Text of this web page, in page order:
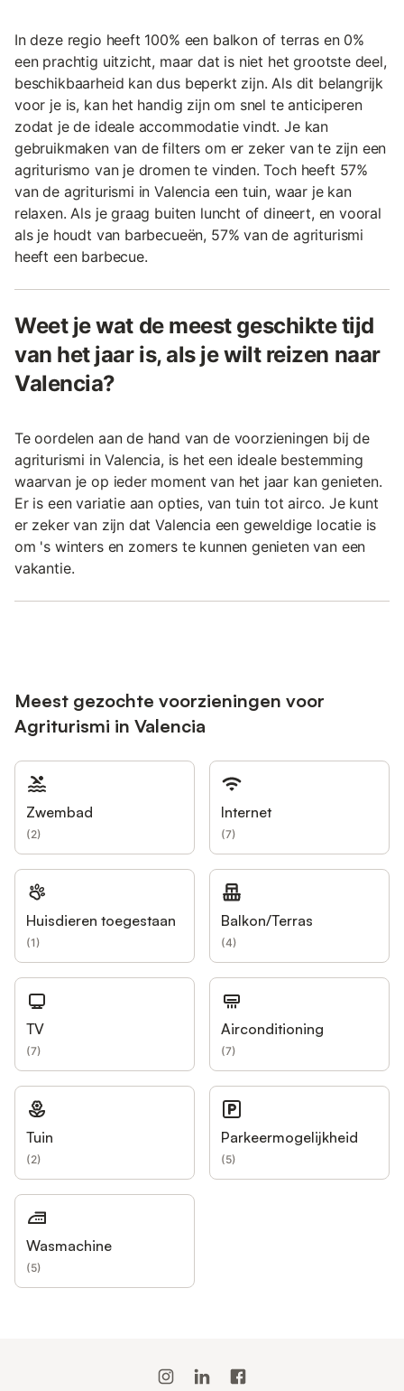
In deze regio heeft 100% een balkon of terras en 0%
een prachtig uitzicht, maar dat is niet het grootste deel,
beschikbaarheid kan dus beperkt zijn. Als dit belangrijk
voor je is, kan het handig zijn om snel te anticiperen
zodat je de ideale accommodatie vindt. Je kan
gebruikmaken van de filters om er zeker van te zijn een
agriturismo van je dromen te vinden. Toch heeft 57%
van de agriturismi in Valencia een tuin, waar je kan
relaxen. Als je graag buiten luncht of dineert, en vooral
als je houdt van barbecueën, 57% van de agriturismi
heeft een barbecue.
Weet je wat de meest geschikte tijd
van het jaar is, als je wilt reizen naar
Valencia?
Te oordelen aan de hand van de voorzieningen bij de
agriturismi in Valencia, is het een ideale bestemming
waarvan je op ieder moment van het jaar kan genieten.
Er is een variatie aan opties, van tuin tot airco. Je kunt
er zeker van zijn dat Valencia een geweldige locatie is
om 's winters en zomers te kunnen genieten van een
vakantie.
Meest gezochte voorzieningen voor
Agriturismi in Valencia
Zwembad
(2)
Internet
(7)
Huisdieren toegestaan
(1)
Balkon/Terras
(4)
TV
(7)
Airconditioning
(7)
Tuin
(2)
Parkeermogelijkheid
(5)
Wasmachine
(5)